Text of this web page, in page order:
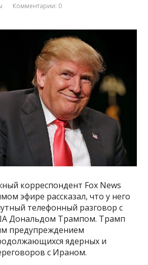
Комментарии: 0
корреспондент Fox News
эфире рассказал, что у него
телефонный разговор с
Дональдом Трампом. Трамп
предупреждением
ядерных и
с Ираном.